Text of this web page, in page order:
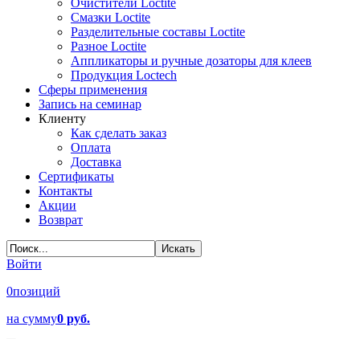
Очистители Loctite
Смазки Loctite
Разделительные составы Loctite
Разное Loctite
Аппликаторы и ручные дозаторы для клеев
Продукция Loctech
Сферы применения
Запись на семинар
Клиенту
Как сделать заказ
Оплата
Доставка
Сертификаты
Контакты
Акции
Возврат
Войти
0позиций
на сумму0 руб.